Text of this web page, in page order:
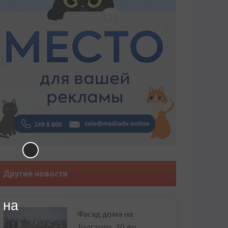
Другие новости
Фасад дома на